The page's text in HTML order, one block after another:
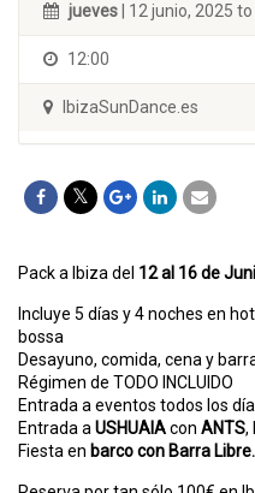
jueves | 12 junio, 2025 to
12:00
IbizaSunDance.es
Pack a Ibiza del 12 al 16 de
Incluye 5 días y 4 noches en
bossa
Desayuno, comida, cena y
Régimen de TODO INCLUIDO
Entrada a eventos todos los
Entrada a USHUAIAcon ANTS,
Fiesta en barco con Barra Libre.